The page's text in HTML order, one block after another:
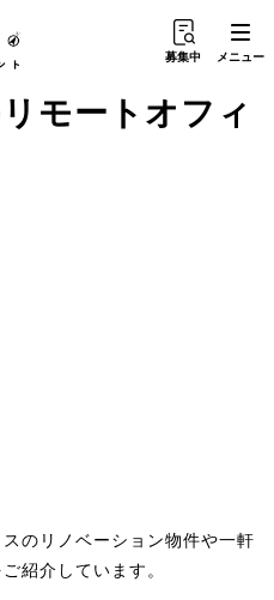
募集中 メニュー
リモートオフィ
のリノベーション物件や一軒
紹介しています。